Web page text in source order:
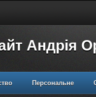
Андрія
Персональне